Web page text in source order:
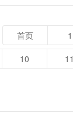
首页 1
10 11